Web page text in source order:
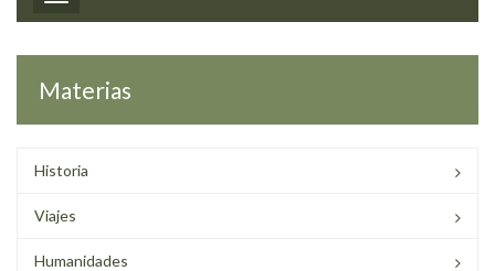
Materias
Historia
Viajes
Humanidades